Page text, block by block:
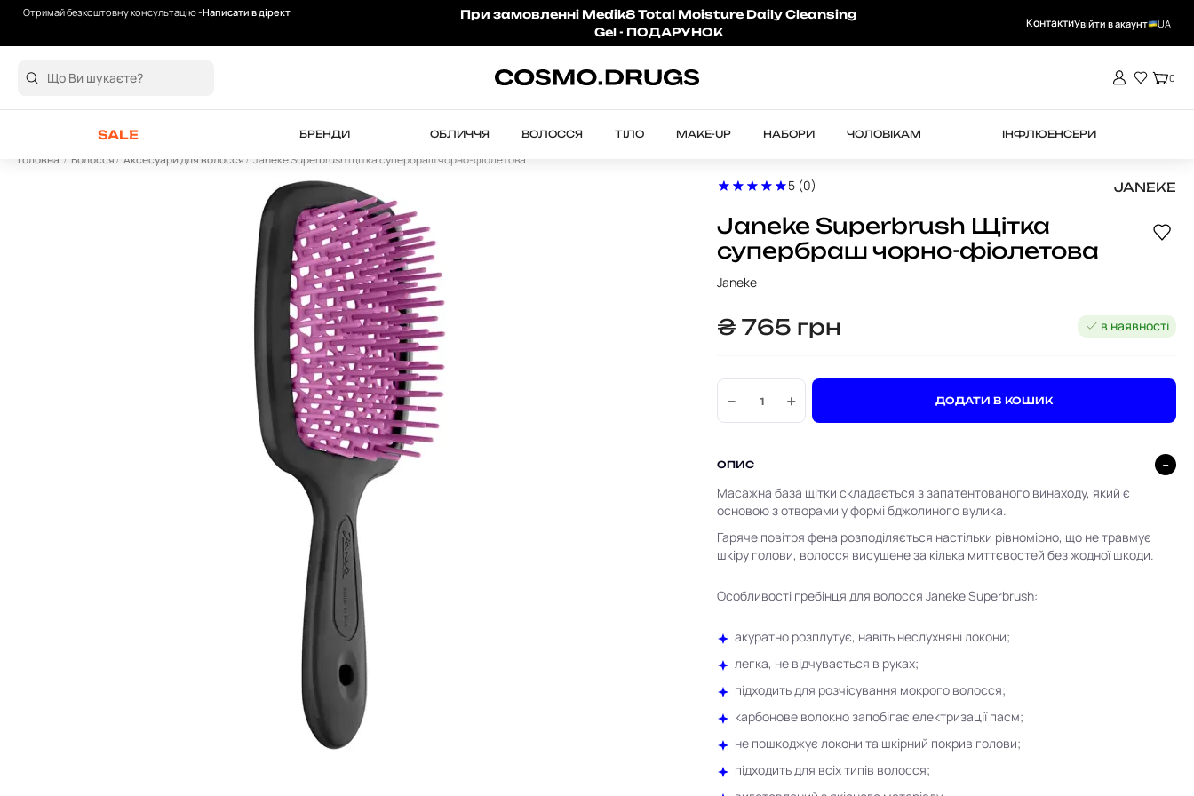
Отримай безкоштовну консультацію -Написати в дірект
Безкоштовна доставка від 2000 грн
При замовленні Medik8 Total Moisture Daily Cleansing
Gel - ПОДАРУНОК
КонтактиУвійти в акаунт UA
0
SALE БРЕНДИ ОБЛИЧЧЯ ВОЛОССЯ ТІЛО MAKE-UP НАБОРИ ЧОЛОВІКАМ ІНФЛЮЕНСЕРИ
Головна Волосся Аксесуари для волосся Janeke Superbrush Щітка супербраш чорно-фіолетова
5 (0) JANEKE
Janeke Superbrush Щітка
супербраш чорно-фіолетова
Janeke
₴765 грн в наявності
− + ДОДАТИ В КОШИК
ОПИС
Масажна база щітки складається з запатентованого винаходу, який є
основою з отворами у формі бджолиного вулика.
Гаряче повітря фена розподіляється настільки рівномірно, що не травмує
шкіру голови, волосся висушене за кілька миттєвостей без жодної шкоди.
Особливості гребінця для волосся Janeke Superbrush:
акуратно розплутує, навіть неслухняні локони;
легка, не відчувається в руках;
підходить для розчісування мокрого волосся;
карбонове волокно запобігає електризації пасм;
не пошкоджує локони та шкірний покрив голови;
підходить для всіх типів волосся;